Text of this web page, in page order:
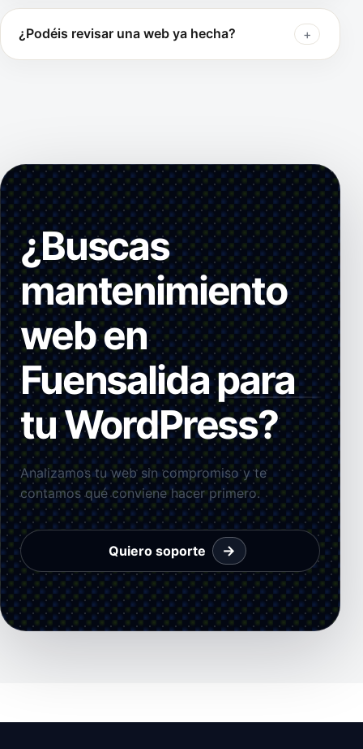
¿Podéis revisar una web ya hecha?
¿Buscas
mantenimiento
web en
Fuensalida para
tu WordPress?
Analizamos tu web sin compromiso y te
contamos qué conviene hacer primero.
Quiero soporte →